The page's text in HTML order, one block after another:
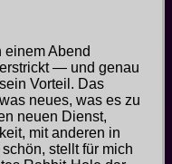
einem Abend
— und genau
Vorteil. Das
neues, was es zu
neuen Dienst,
mit anderen in
stellt für mich